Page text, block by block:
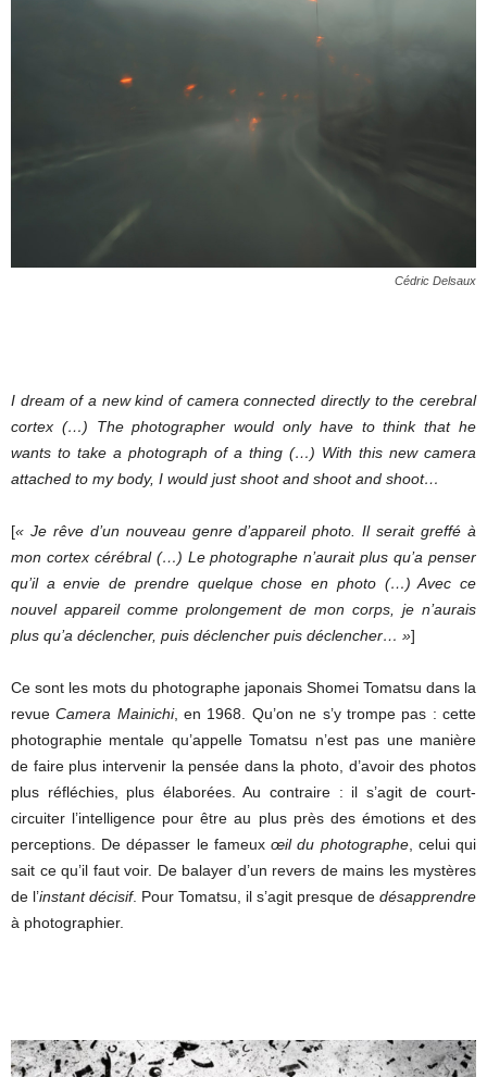
Cédric Delsaux
I dream of a new kind of camera connected directly to the cerebral
cortex (…) The photographer would only have to think that he
wants to take a photograph of a thing (…) With this new camera
attached to my body, I would just shoot and shoot and shoot…
[« Je rêve d’un nouveau genre d’appareil photo. Il serait greffé à
mon cortex cérébral (…) Le photographe n’aurait plus qu’a penser
qu’il a envie de prendre quelque chose en photo (…) Avec ce
nouvel appareil comme prolongement de mon corps, je n’aurais
plus qu’a déclencher, puis déclencher puis déclencher… »]
Ce sont les mots du photographe japonais Shomei Tomatsu dans la
revueCamera Mainichi, en 1968. Qu’on ne s’y trompe pas : cette
photographie mentale qu’appelle Tomatsu n’est pas une manière
de faire plus intervenir la pensée dans la photo, d’avoir des photos
plus réfléchies, plus élaborées. Au contraire : il s’agit de court-
circuiter l’intelligence pour être au plus près des émotions et des
perceptions. De dépasser le fameuxœil du photographe, celui qui
sait ce qu’il faut voir. De balayer d’un revers de mains les mystères
de l’instant décisif. Pour Tomatsu, il s’agit presque de désapprendre
à photographier.